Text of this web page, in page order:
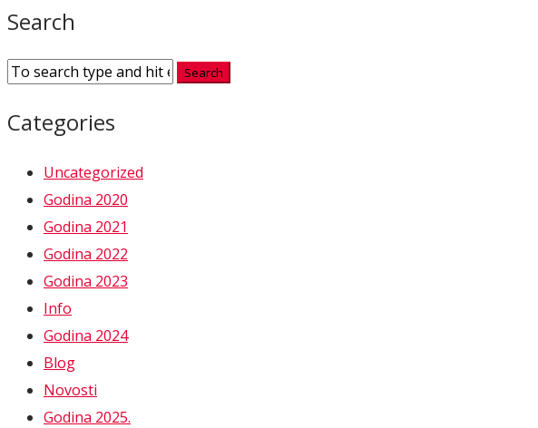
Search
Categories
Uncategorized
Godina 2020
Godina 2021
Godina 2022
Godina 2023
Info
Godina 2024
Blog
Novosti
Godina 2025.